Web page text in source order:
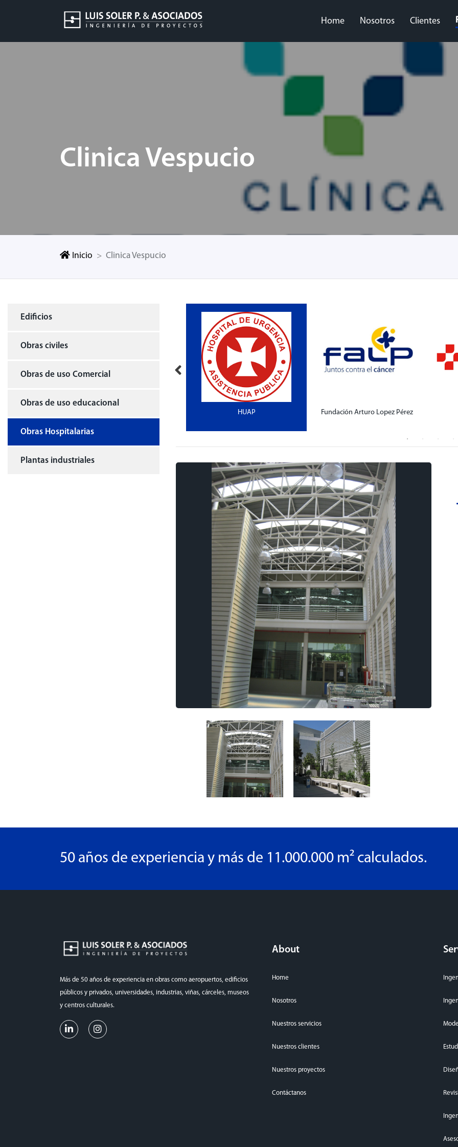
Home Nosotros Clientes
Clinica Vespucio
Inicio Clinica Vespucio
Edificios
Obras civiles
Obras de uso Comercial
Obras de uso educacional
Obras Hospitalarias
Plantas industriales
HUAP Fundación Arturo Lopez Pérez
50 años de experiencia y más de 11.000.000 m² calculados.
Más de 50 años de experiencia en obras como aeropuertos, edificios
públicos y privados, universidades, industrias, viñas, cárceles, museos
y centros culturales.
About
Home
Nosotros
Nuestros servicios
Nuestros clientes
Nuestros proyectos
Contáctanos